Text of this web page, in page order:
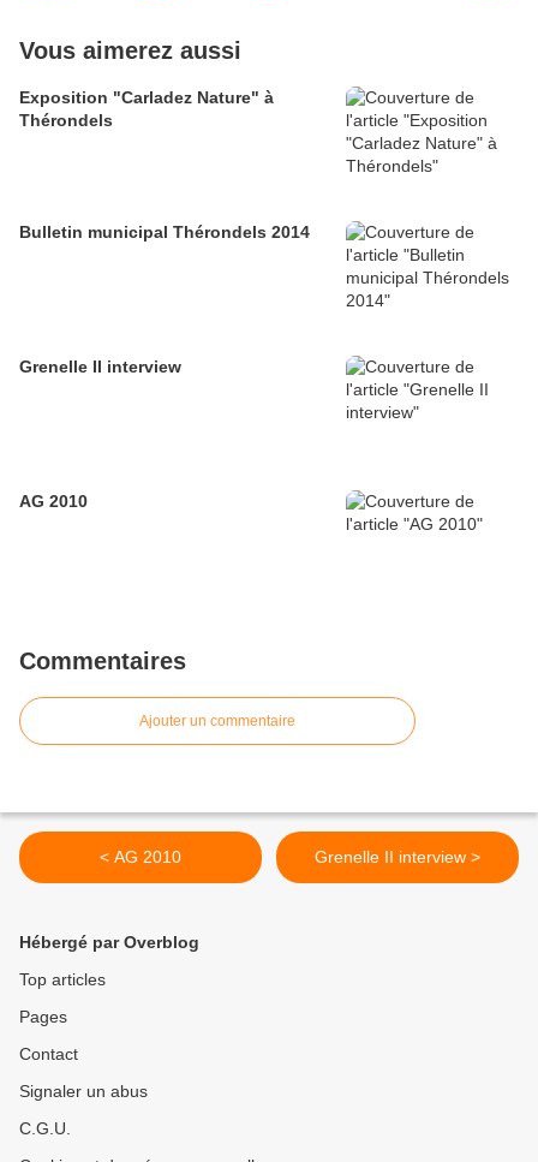
Vous aimerez aussi
Exposition "Carladez Nature" à
Thérondels
Bulletin municipal Thérondels 2014
Grenelle II interview
AG 2010
Commentaires
Ajouter un commentaire
< AG 2010 Grenelle II interview >
Hébergé par Overblog
Top articles
Pages
Contact
Signaler un abus
C.G.U.